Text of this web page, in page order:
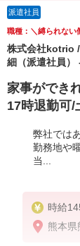
派遣社員
職種：＼縛られない
株式会社kotrio
細（派遣社員）
家事ができ
17時退勤可/
弊社では
勤務地や
当...
時給
全支給
熊本県